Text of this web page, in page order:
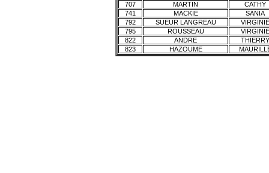
707
MARTIN
CATHY
741
MACKIE
SANIA
792
SUEUR LANGREAU
VIRGINIE
795
ROUSSEAU
VIRGINIE
822
ANDRE
THIERRY
823
HAZOUME